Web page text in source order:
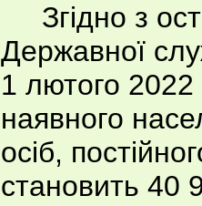
Згідно з
Державної
1 лютого 2022
наявного
осіб,
становить 40